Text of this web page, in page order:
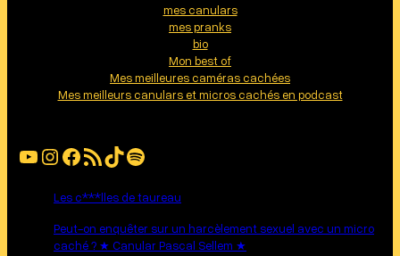
mes canulars
mes pranks
bio
Mon best of
Mes meilleures caméras cachées
Mes meilleurs canulars et micros cachés en podcast
YouTube Instagram Facebook Flux RSS TikTok Spotify
Les c***lles de taureau
Peut-on enquêter sur un harcèlement sexuel avec un micro
caché ? ★ Canular Pascal Sellem ★